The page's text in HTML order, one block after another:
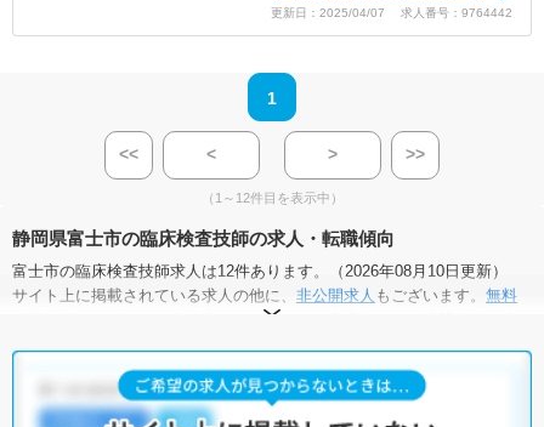
更新日：2025/04/07 求人番号：9764442
1
<< < > >>
（1～12件目を表示中）
静岡県富士市の臨床検査技師の求人・転職傾向
富士市の臨床検査技師求人は12件あります。（2026年08月10日更新）
サイト上に掲載されている求人の他に、 非公開求人 もございます。 無料
にお申し込みいただくと、全求人からご希望条件に合
富士市の臨床検査技師求人では以下のような条件が人気です。
土日祝休・積極採用中・ 残業少なめ 正社員(正職員)